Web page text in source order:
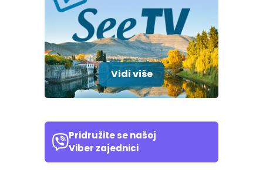
Vidi više
Pridružite se našoj
Viber zajednici